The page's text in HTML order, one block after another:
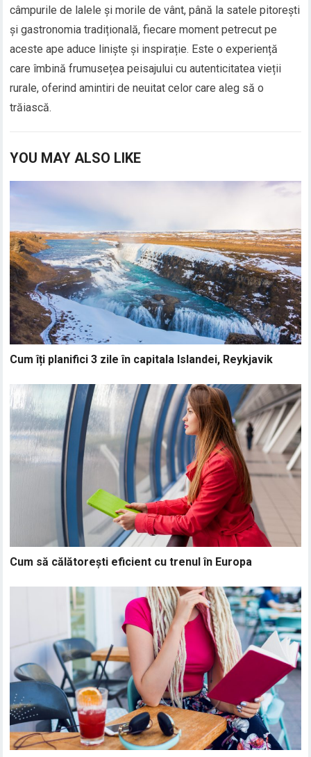
câmpurile de lalele și morile de vânt, până la satele pitorești
și gastronomia tradițională, fiecare moment petrecut pe
aceste ape aduce liniște și inspirație. Este o experiență
care îmbină frumusețea peisajului cu autenticitatea vieții
rurale, oferind amintiri de neuitat celor care aleg să o
trăiască.
YOU MAY ALSO LIKE
Cum îți planifici 3 zile în capitala Islandei, Reykjavik
Cum să călătorești eficient cu trenul în Europa